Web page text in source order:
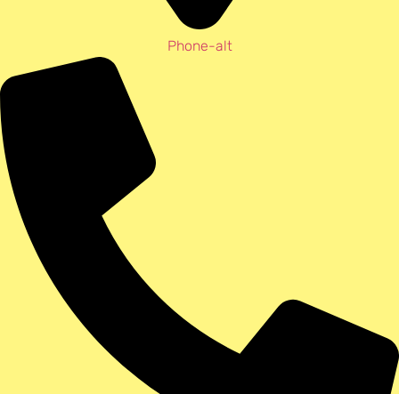
Phone-alt